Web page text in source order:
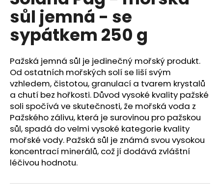
z
5
hviezdičiek.
sůl jemná - se
sypátkem 250 g
Pažská jemná sůl je jedinečný mořský produkt.
Od ostatních mořských solí se liší svým
vzhledem, čistotou, granulací a tvarem krystalů
a chutí bez hořkosti. Důvod vysoké kvality pažské
soli spočívá ve skutečnosti, že mořská voda z
Pažského zálivu, která je surovinou pro pažskou
sůl, spadá do velmi vysoké kategorie kvality
mořské vody. Pažská sůl je známá svou vysokou
koncentrací minerálů, což jí dodává zvláštní
léčivou hodnotu.
á
j
s
?
HĽADAŤ
O
d